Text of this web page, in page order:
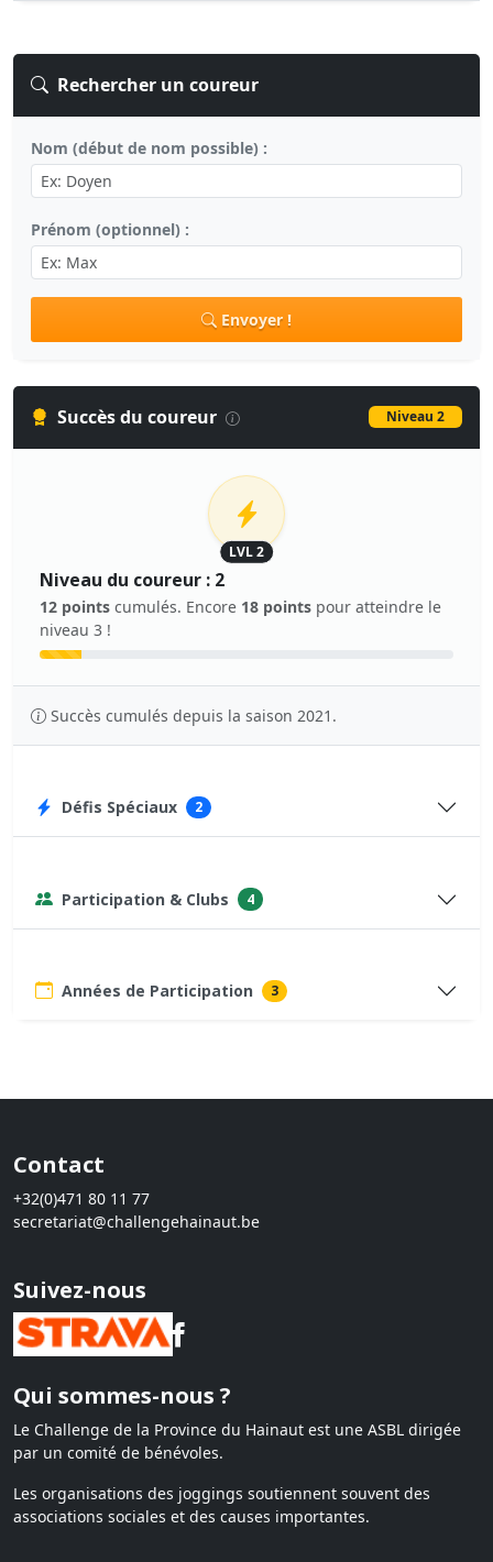
Rechercher un coureur
Nom (début de nom possible) :
Prénom (optionnel) :
Envoyer !
Succès du coureur Niveau 2
LVL 2
Niveau du coureur : 2
12 points cumulés. Encore 18 points pour atteindre le
niveau 3 !
Succès cumulés depuis la saison 2021.
Défis Spéciaux 2
Participation & Clubs 4
Années de Participation 3
Contact
+32(0)471 80 11 77
secretariat@challengehainaut.be
Suivez-nous
Qui sommes-nous ?
Le Challenge de la Province du Hainaut est une ASBL dirigée
par un comité de bénévoles.
Les organisations des joggings soutiennent souvent des
associations sociales et des causes importantes.